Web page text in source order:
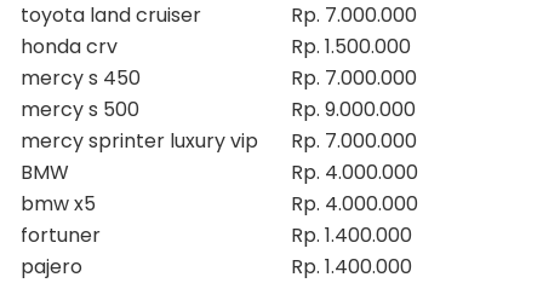
toyota land cruiser
Rp. 7.000.000
honda crv
Rp. 1.500.000
mercy s 450
Rp. 7.000.000
mercy s 500
Rp. 9.000.000
mercy sprinter luxury vip
Rp. 7.000.000
BMW
Rp. 4.000.000
bmw x5
Rp. 4.000.000
fortuner
Rp. 1.400.000
pajero
Rp. 1.400.000